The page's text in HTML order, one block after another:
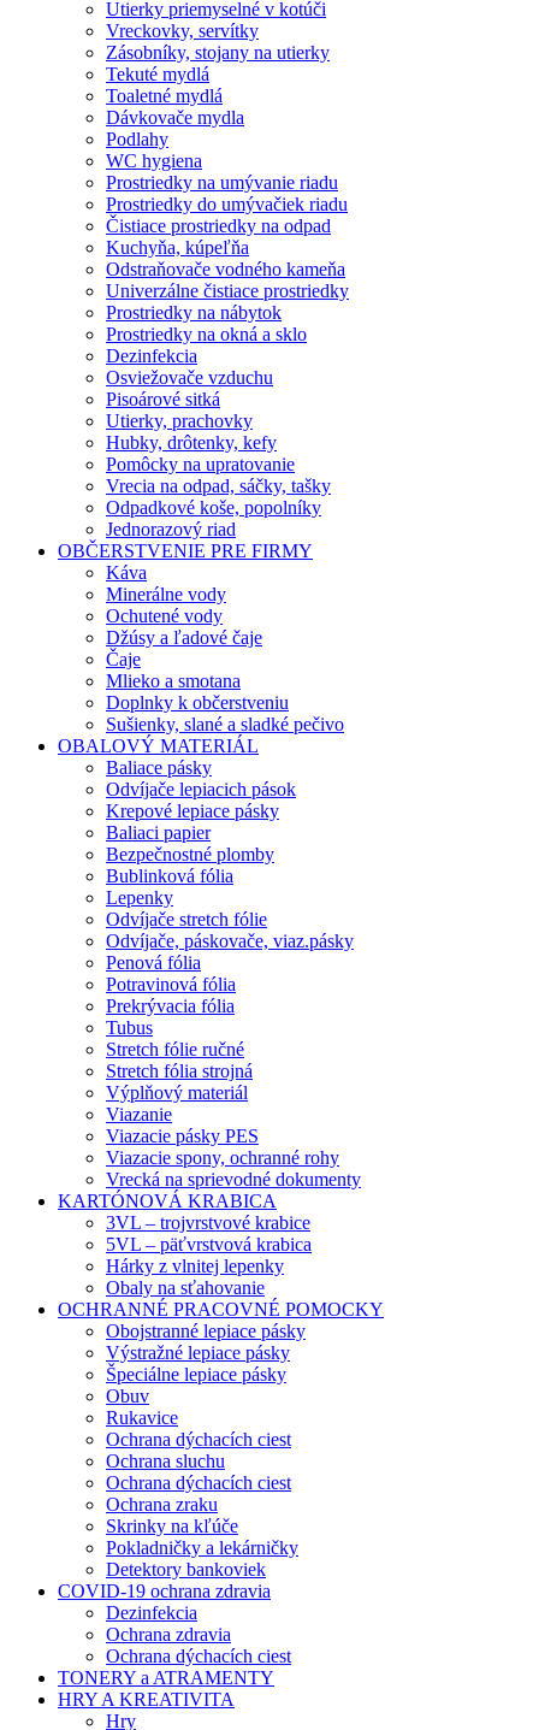
Utierky priemyselné v kotúči
Vreckovky, servítky
Zásobníky, stojany na utierky
Tekuté mydlá
Toaletné mydlá
Dávkovače mydla
Podlahy
WC hygiena
Prostriedky na umývanie riadu
Prostriedky do umývačiek riadu
Čistiace prostriedky na odpad
Kuchyňa, kúpeľňa
Odstraňovače vodného kameňa
Univerzálne čistiace prostriedky
Prostriedky na nábytok
Prostriedky na okná a sklo
Dezinfekcia
Osviežovače vzduchu
Pisoárové sitká
Utierky, prachovky
Hubky, drôtenky, kefy
Pomôcky na upratovanie
Vrecia na odpad, sáčky, tašky
Odpadkové koše, popolníky
Jednorazový riad
OBČERSTVENIE PRE FIRMY
Káva
Minerálne vody
Ochutené vody
Džúsy a ľadové čaje
Čaje
Mlieko a smotana
Doplnky k občerstveniu
Sušienky, slané a sladké pečivo
OBALOVÝ MATERIÁL
Baliace pásky
Odvíjače lepiacich pások
Krepové lepiace pásky
Baliaci papier
Bezpečnostné plomby
Bublinková fólia
Lepenky
Odvíjače stretch fólie
Odvíjače, páskovače, viaz.pásky
Penová fólia
Potravinová fólia
Prekrývacia fólia
Tubus
Stretch fólie ručné
Stretch fólia strojná
Výplňový materiál
Viazanie
Viazacie pásky PES
Viazacie spony, ochranné rohy
Vrecká na sprievodné dokumenty
KARTÓNOVÁ KRABICA
3VL – trojvrstvové krabice
5VL – päťvrstvová krabica
Hárky z vlnitej lepenky
Obaly na sťahovanie
OCHRANNÉ PRACOVNÉ POMOCKY
Obojstranné lepiace pásky
Výstražné lepiace pásky
Špeciálne lepiace pásky
Obuv
Rukavice
Ochrana dýchacích ciest
Ochrana sluchu
Ochrana dýchacích ciest
Ochrana zraku
Skrinky na kľúče
Pokladničky a lekárničky
Detektory bankoviek
COVID-19 ochrana zdravia
Dezinfekcia
Ochrana zdravia
Ochrana dýchacích ciest
TONERY a ATRAMENTY
HRY A KREATIVITA
Hry